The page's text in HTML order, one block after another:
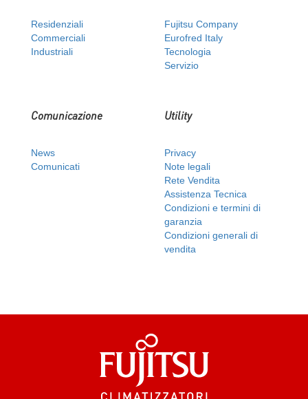
Residenziali
Commerciali
Industriali
Fujitsu Company
Eurofred Italy
Tecnologia
Servizio
Comunicazione
News
Comunicati
Utility
Privacy
Note legali
Rete Vendita
Assistenza Tecnica
Condizioni e termini di
garanzia
Condizioni generali di
vendita